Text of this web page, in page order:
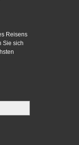
Reisens
Sie sich